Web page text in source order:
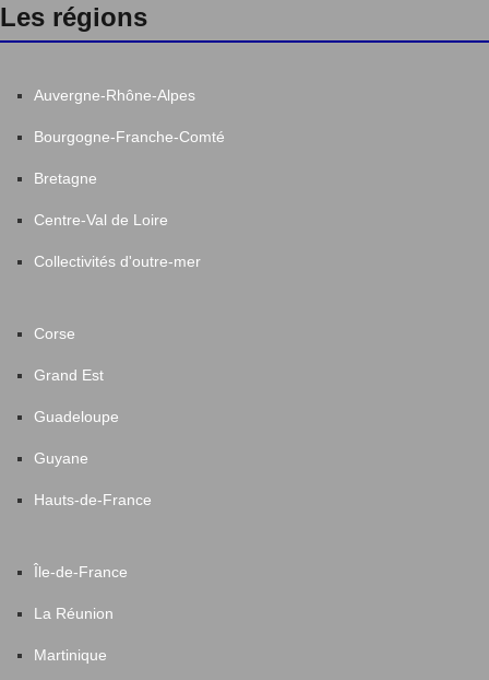
Les régions
Auvergne-Rhône-Alpes
Bourgogne-Franche-Comté
Bretagne
Centre-Val de Loire
Collectivités d'outre-mer
Corse
Grand Est
Guadeloupe
Guyane
Hauts-de-France
Île-de-France
La Réunion
Martinique